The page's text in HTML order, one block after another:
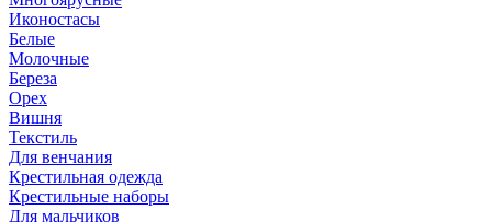
Иконостасы
Белые
Молочные
Береза
Орех
Вишня
Текстиль
Для венчания
Крестильная одежда
Крестильные наборы
Для мальчиков